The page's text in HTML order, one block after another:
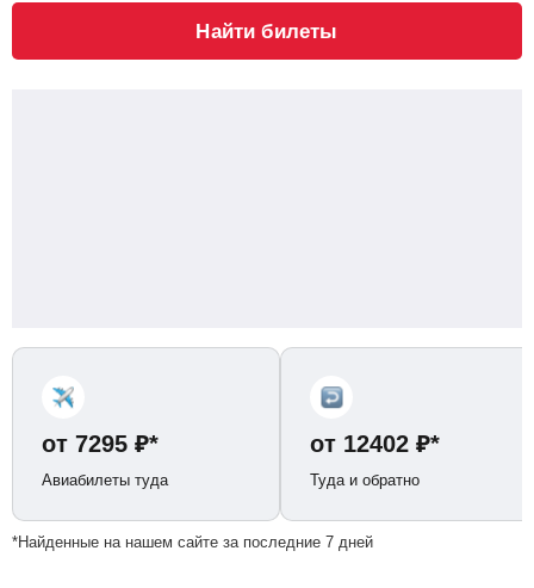
Найти билеты
от 7295 ₽*
Авиабилеты туда
от 12402 ₽*
Туда и обратно
*Найденные на нашем сайте за последние 7 дней